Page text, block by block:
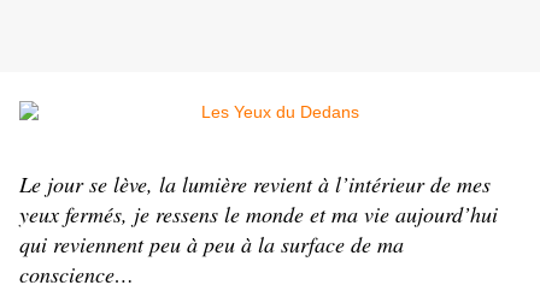
Le jour se lève, la lumière revient à l’intérieur de mes
yeux fermés, je ressens le monde et ma vie aujourd’hui
qui reviennent peu à peu à la surface de ma
conscience…